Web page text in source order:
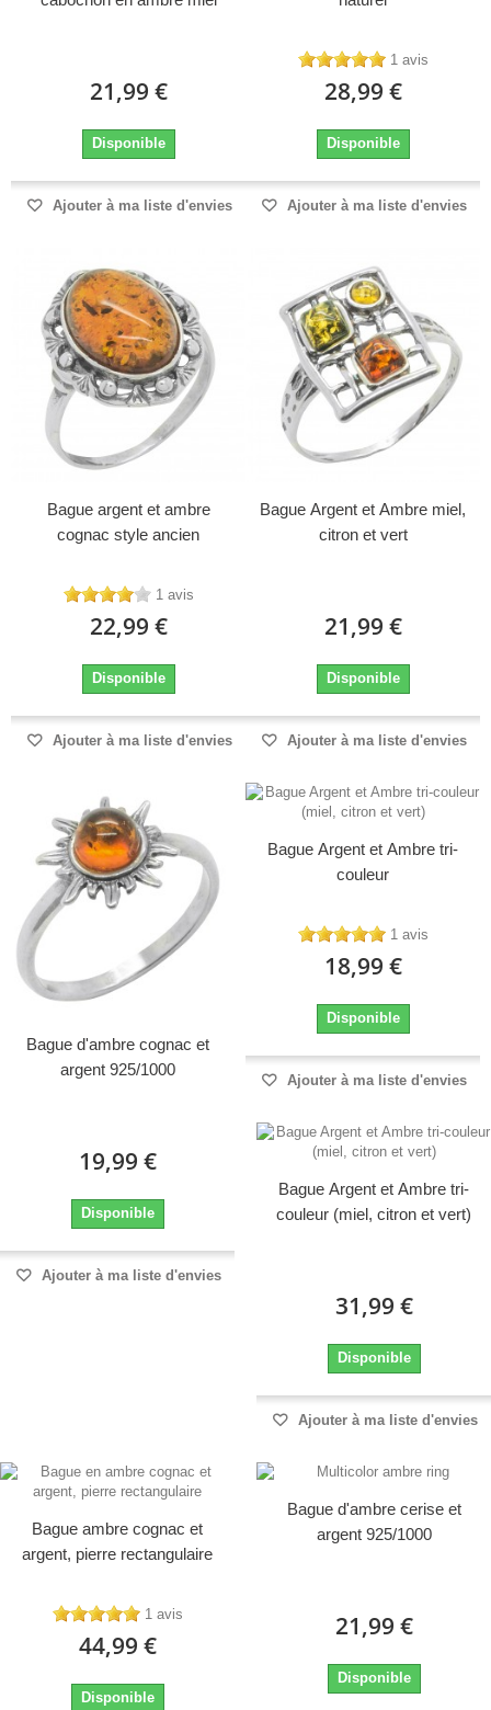
21,99 €
Disponible
Ajouter à ma liste d'envies
1 avis
28,99 €
Disponible
Ajouter à ma liste d'envies
Bague argent et ambre
cognac style ancien
1 avis
22,99 €
Disponible
Ajouter à ma liste d'envies
Bague Argent et Ambre miel,
citron et vert
21,99 €
Disponible
Ajouter à ma liste d'envies
Bague d'ambre cognac et
argent 925/1000
19,99 €
Disponible
Ajouter à ma liste d'envies
Bague Argent et Ambre tri-
couleur
1 avis
18,99 €
Disponible
Ajouter à ma liste d'envies
Bague Argent et Ambre tri-
couleur (miel, citron et vert)
31,99 €
Disponible
Ajouter à ma liste d'envies
Bague ambre cognac et
argent, pierre rectangulaire
1 avis
44,99 €
Disponible
Bague d'ambre cerise et
argent 925/1000
21,99 €
Disponible